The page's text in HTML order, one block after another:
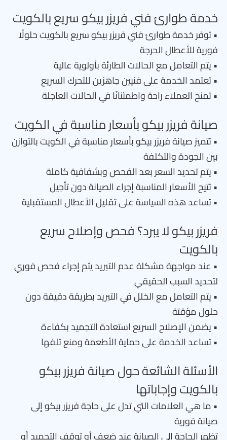
خدمة طوارئ فني فريزر بيكو سريع بالكويت
• توفر خدمة طوارئ فني فريزر بيكو سريع بالكويت حلولًا
فورية للأعطال الحرجة
• يتم التعامل مع الحالات الطارئة بأولوية عالية
• تعتمد الخدمة على فنيين جاهزين للتحرك السريع
• تمنح العملاء راحة واطمئنانًا في الحالات العاجلة
صيانة فريزر بيكو بأسعار مناسبة في الكويت
• تتميز صيانة فريزر بيكو بأسعار مناسبة في الكويت بالتوازن
بين الجودة والتكلفة
• يتم تحديد السعر بعد الفحص وبشفافية كاملة
• تتيح الأسعار المناسبة إجراء الصيانة دون تأجيل
• تساعد هذه السياسة على تقليل الأعطال المستقبلية
فريزر بيكو لا يبرد؟ فحص وإصلاح سريع
بالكويت
• عند مواجهة مشكلة عدم التبريد يتم إجراء فحص فوري
لتحديد السبب الحقيقي
• يتم التعامل مع الخلل في التبريد بطريقة دقيقة دون
حلول مؤقتة
• يضمن الإصلاح السريع استعادة التجميد بكفاءة
• تساعد الخدمة على حماية الأطعمة ومنع تلفها
الأسئلة الشائعة حول صيانة فريزر بيكو
بالكويت وإجاباتها
• ما هي العلامات التي تدل على حاجة فريزر بيكو إلى
صيانة فورية
تظهر الحاجة إلى الصيانة عند ضعف أو توقف التجميد أو